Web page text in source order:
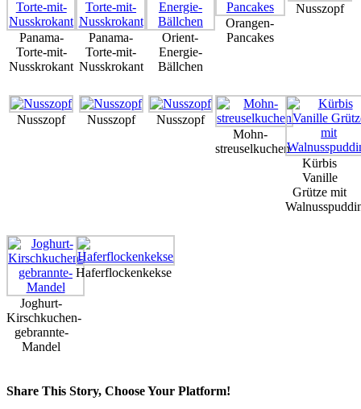
Panama-
Torte-mit-
Nusskrokant
Panama-
Torte-mit-
Nusskrokant
Orient-
Energie-
Bällchen
Orangen-
Pancakes
Nusszopf
Nusszopf Nusszopf
Nusszopf
Mohn-
streuselkuchen
Kürbis
Vanille
Grütze mit
Joghurt-
Kirschkuchen-
gebrannte-
Mandel
Haferflockenkekse
Share This Story, Choose Your Platform!